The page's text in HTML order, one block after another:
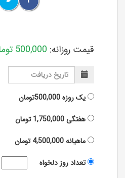
قیمت روزانه: 500,000
یک روزه500,000تومان
هفتگی1,750,000تومان
ماهیانه4,500,000تومان
تعداد روز دلخواه